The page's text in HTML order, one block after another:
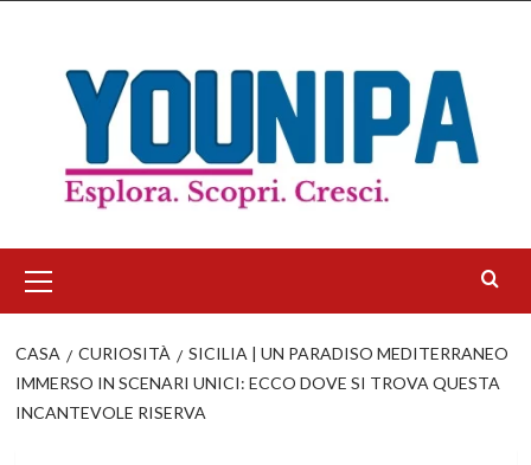
contenuto
principale
CASA CURIOSITÀ
SICILIA | UN PARADISO MEDITERRANEO
IMMERSO IN SCENARI UNICI: ECCO DOVE SI TROVA QUESTA
INCANTEVOLE RISERVA